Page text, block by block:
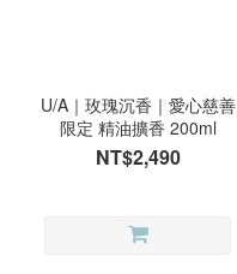
U/A｜玫瑰沉香｜愛心慈善
限定 精油擴香 200ml
NT$2,490